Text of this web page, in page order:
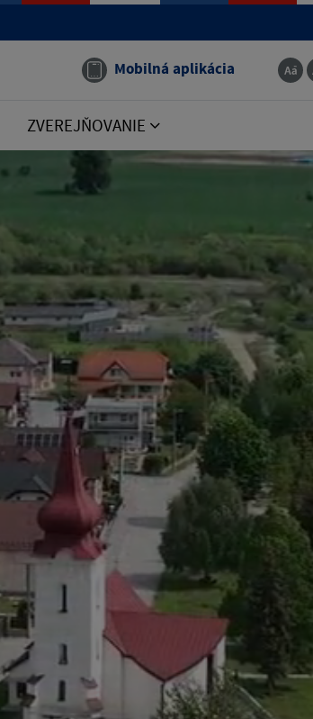
Mobilná aplikácia
ZVEREJŇOVANIE